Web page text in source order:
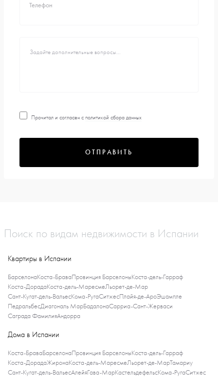
Телефон
Прочитал и согласен с политикой сбора данных
ОТПРАВИТЬ
Поиск по видам недвижимости в Испании
Квартиры в Испании
БарселонаКоста-БраваПровинция БарселоныКоста-дель-Гарраф
Коста-ДорадаКоста-дель-МаресмеЛьорет-де-Мар
Сант-Кугат-дель-ВальесКома-РугаСитжесПлайя-де-АроЭшампле
ПедральбесДиагональ МарБадалонаСарриа-Сант-Жерваси
Саграда ФамилияАндорра
Дома в Испании
Коста-БраваБарселонаПровинция БарселоныКоста-дель-Гарраф
Коста-ДорадаЖиронаКоста-дель-МаресмеЛьорет-де-МарТамариу
Сант-Кугат-дель-ВальесАлейяГава-МарКастельдефельсКома-РугаСитжес